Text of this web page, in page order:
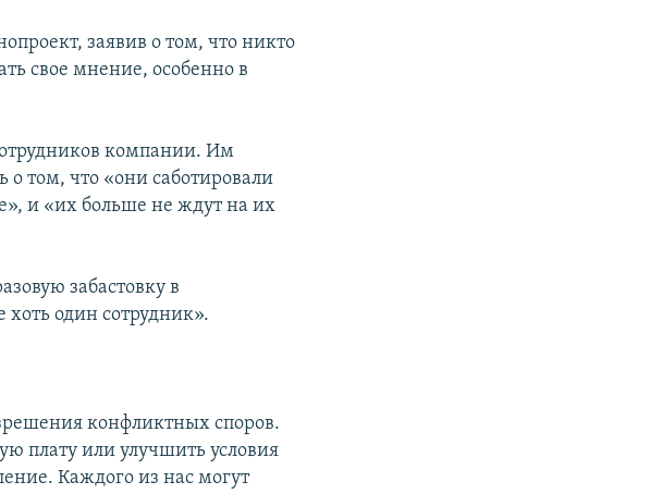
заявив о том, что никто
свое мнение, особенно в
компании. Им
о том, что «они саботировали
и «их больше не ждут на их
забастовку в
хоть один сотрудник».
конфликтных споров.
плату или улучшить условия
Каждого из нас могут